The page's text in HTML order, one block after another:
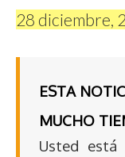
28 diciembre,
ESTA
MUCHO
Usted está